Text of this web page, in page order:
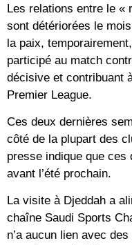
Les relations entre le «
sont détériorées le
la paix,
participé au match
décisive et contribuant
Premier League.
Ces deux dernières
côté de la plupart des
presse indique que ces
avant l’été prochain.
La visite à Djeddah a
chaîne Saudi Sports
n’a aucun lien avec